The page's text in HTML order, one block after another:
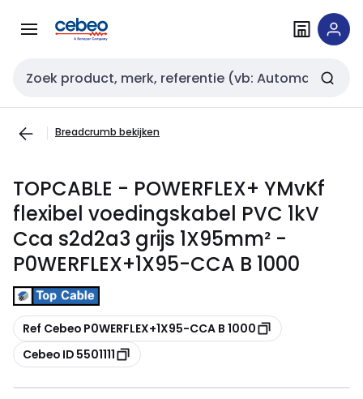
naar
naar
Zoekveld invoer
Breadcrumb bekijken
TOPCABLE - POWERFLEX+ YMvKf
flexibel voedingskabel PVC 1kV
Cca s2d2a3 grijs 1X95mm² -
P0WERFLEX+1X95-CCA B 1000
Kopiëren
Ref Cebeo P0WERFLEX+1X95-CCA B 1000
Kopiëren
Cebeo ID 5501111